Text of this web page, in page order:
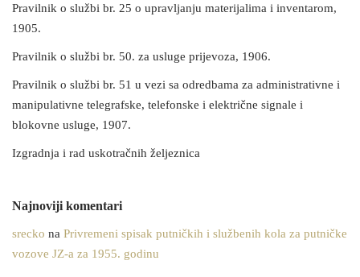
Pravilnik o službi br. 25 o upravljanju materijalima i inventarom,
1905.
Pravilnik o službi br. 50. za usluge prijevoza, 1906.
Pravilnik o službi br. 51 u vezi sa odredbama za administrativne i
manipulativne telegrafske, telefonske i električne signale i
blokovne usluge, 1907.
Izgradnja i rad uskotračnih željeznica
Najnoviji komentari
srecko na Privremeni spisak putničkih i službenih kola za putničke
vozove JZ-a za 1955. godinu